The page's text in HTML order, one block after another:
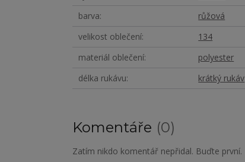
barva
růžová
velikost oblečení
134
materiál oblečení
polyester
délka rukávu
krátký rukáv
Komentáře 0
Zatím nikdo komentář nepřidal. Buďte první.